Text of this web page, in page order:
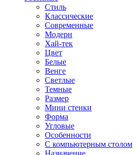
Стиль
Классические
Современные
Модерн
Хай-тек
Цвет
Белые
Венге
Светлые
Темные
Размер
Мини стенки
Форма
Угловые
Особенности
С компьютерным столом
Назначение